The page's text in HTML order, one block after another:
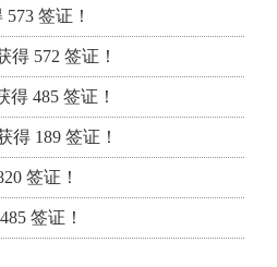
签证！
得 572 签证！
得 485 签证！
得 189 签证！
签证！
签证！